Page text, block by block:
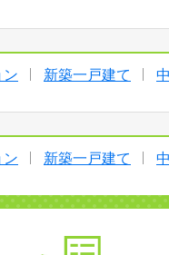
ン 新築一戸建て
ン 新築一戸建て